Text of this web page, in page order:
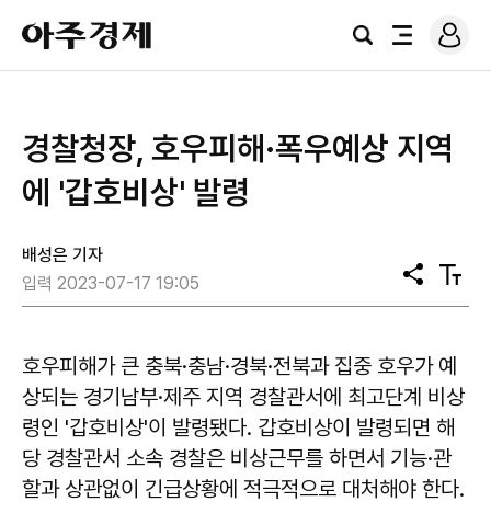
아
주
경
검
전
로
그
경찰청장, 호우피해·폭우예상 지역
에 '갑호비상' 발령
배성은 기자
입력 2023-07-17 19:05
공
유
텍
스
기
호우피해가 큰 충북·충남·경북·전북과 집중 호우가 예
상되는 경기남부·제주 지역 경찰관서에 최고단계 비상
령인 '갑호비상'이 발령됐다. 갑호비상이 발령되면 해
당 경찰관서 소속 경찰은 비상근무를 하면서 기능·관
할과 상관없이 긴급상황에 적극적으로 대처해야 한다.